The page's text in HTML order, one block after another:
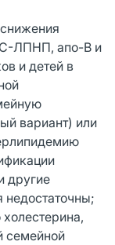
ЛПНП, апо-В и
и детей в
вариант) или
другие
семейной